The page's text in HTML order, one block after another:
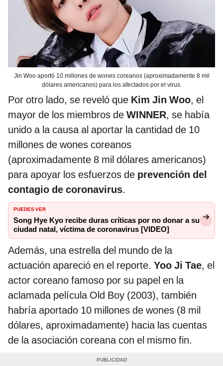
Jin Woo aportó 10 millones de wones coreanos (aproximadamente 8 mil
dólares americanos) para los afectados por el virus.
Por otro lado, se reveló que Kim Jin Woo, el
mayor de los miembros de WINNER, se había
unido a la causa al aportar la cantidad de 10
millones de wones coreanos
(aproximadamente 8 mil dólares americanos)
para apoyar los esfuerzos de prevención del
contagio de coronavirus.
PUEDES VER
Song Hye Kyo recibe duras críticas por no donar a su
ciudad natal, víctima de coronavirus [VIDEO]
Además, una estrella del mundo de la
actuación apareció en el reporte. Yoo Ji Tae, el
actor coreano famoso por su papel en la
aclamada película Old Boy (2003), también
habría aportado 10 millones de wones (8 mil
dólares, aproximadamente) hacia las cuentas
de la asociación coreana con el mismo fin.